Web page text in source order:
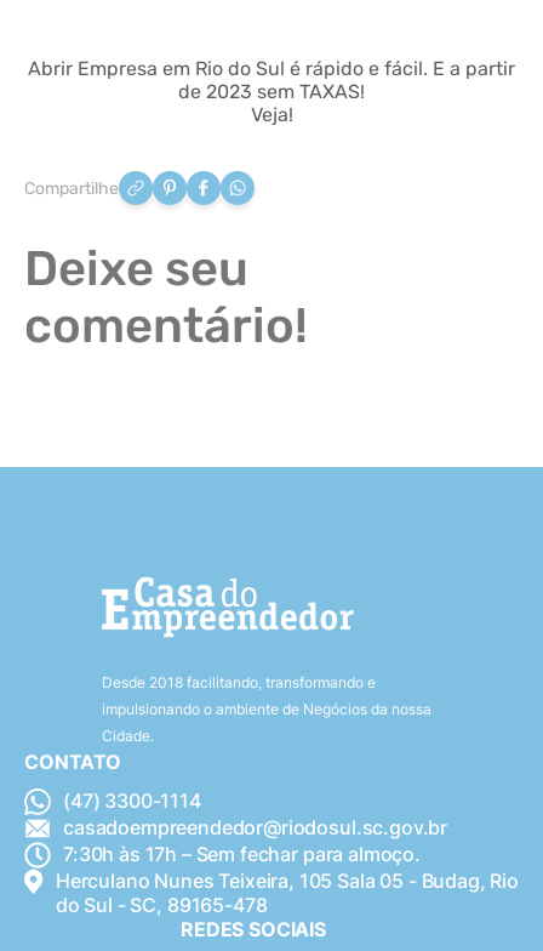
Abrir Empresa em Rio do Sul é rápido e fácil. E a partir
de 2023 sem TAXAS!
Veja!
Compartilhe
Deixe seu
comentário!
Desde 2018 facilitando, transformando e
impulsionando o ambiente de Negócios da nossa
Cidade.
CONTATO
(47) 3300-1114
casadoempreendedor@riodosul.sc.gov.br
7:30h às 17h – Sem fechar para almoço.
Herculano Nunes Teixeira, 105 Sala 05 - Budag, Rio
do Sul - SC, 89165-478
REDES SOCIAIS